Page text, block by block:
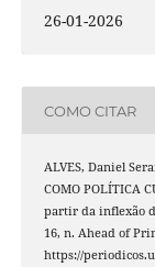
26-01-2026
COMO CITAR
ALVES, Daniel
COMO POLÍTICA
partir da inflexão
16, n. Ahead of
https://